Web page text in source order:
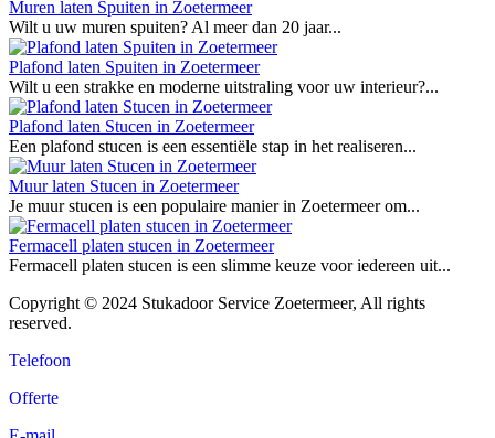
Muren laten Spuiten in Zoetermeer
Wilt u uw muren spuiten? Al meer dan 20 jaar...
Plafond laten Spuiten in Zoetermeer
Wilt u een strakke en moderne uitstraling voor uw interieur?...
Plafond laten Stucen in Zoetermeer
Een plafond stucen is een essentiële stap in het realiseren...
Muur laten Stucen in Zoetermeer
Je muur stucen is een populaire manier in Zoetermeer om...
Fermacell platen stucen in Zoetermeer
Fermacell platen stucen is een slimme keuze voor iedereen uit...
Copyright © 2024 Stukadoor Service Zoetermeer, All rights
reserved.
Telefoon
Offerte